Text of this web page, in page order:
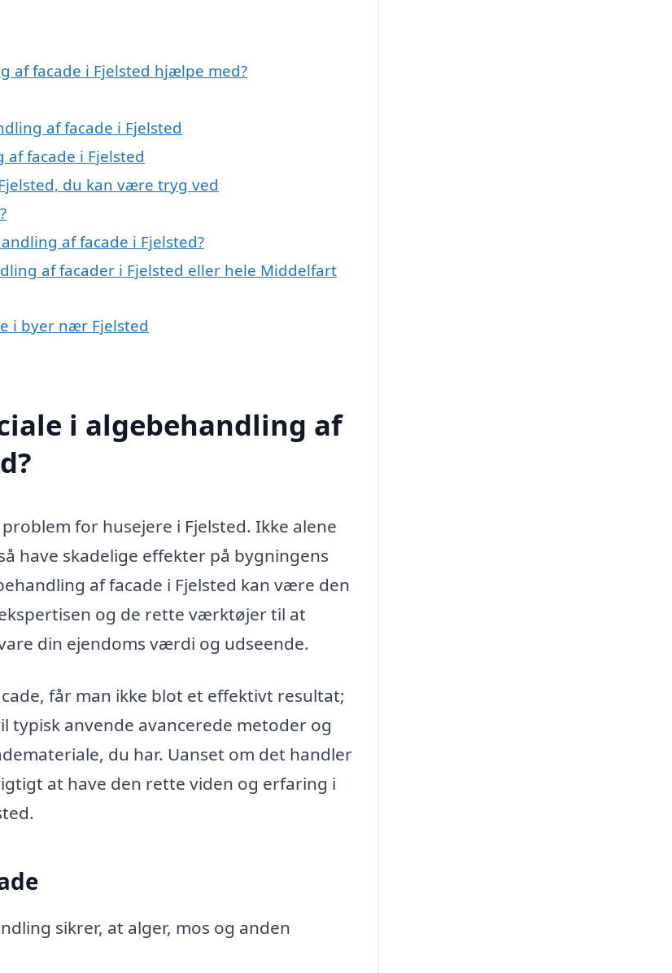
af facade i Fjelsted hjælpe med?
af facade i Fjelsted
facade i Fjelsted
du kan være tryg ved
af facade i Fjelsted?
af facader i Fjelsted eller hele Middelfart
i byer nær Fjelsted
i algebehandling af
for husejere i Fjelsted. Ikke alene
have skadelige effekter på bygningens
af facade i Fjelsted kan være den
og de rette værktøjer til at
din ejendoms værdi og udseende.
får man ikke blot et effektivt resultat;
typisk anvende avancerede metoder og
du har. Uanset om det handler
at have den rette viden og erfaring i
sikrer, at alger, mos og anden